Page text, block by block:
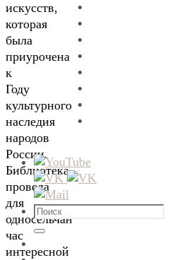
искусств,
которая
была
приурочена
к
Году
культурного
наследия
народов
России.
Библиотека
провела
для
односельчан
час
интересной
Что
искать:
Поиск